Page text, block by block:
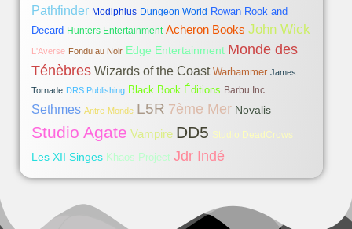
Pathfinder Modiphius Dungeon World Rowan Rook and
Decard Hunters Entertainment Acheron Books John Wick
L'Averse Fondu au Noir Edge Entertainment Monde des
Ténèbres Wizards of the Coast Warhammer James
Tornade DRS Publishing Black Book Éditions Barbu Inc
Sethmes Antre-Monde L5R 7ème Mer Novalis
Studio Agate Vampire DD5 Studio DeadCrows
Les XII Singes Khaos Project Jdr Indé